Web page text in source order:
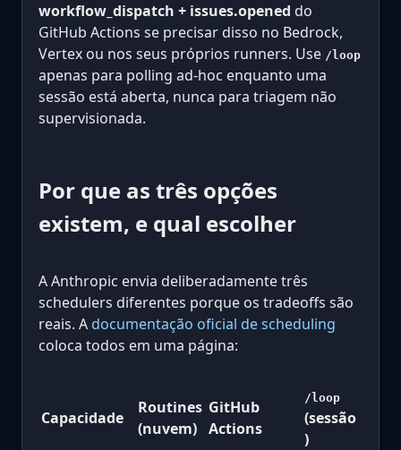
workflow_dispatch + issues.opened do
GitHub Actions se precisar disso no Bedrock,
Vertex ou nos seus próprios runners. Use /loop
apenas para polling ad-hoc enquanto uma
sessão está aberta, nunca para triagem não
supervisionada.
Por que as três opções
existem, e qual escolher
A Anthropic envia deliberadamente três
schedulers diferentes porque os tradeoffs são
reais. A documentação oficial de scheduling
coloca todos em uma página:
Capacidade
Routines
(nuvem)
GitHub
Actions
/loop
(sessão
)